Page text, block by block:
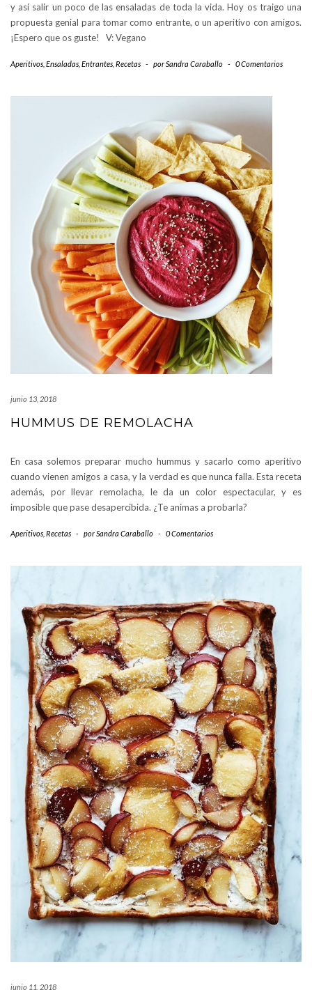
y así salir un poco de las ensaladas de toda la vida. Hoy os traigo una
propuesta genial para tomar como entrante, o un aperitivo con amigos.
¡Espero que os guste! V: Vegano
Aperitivos Ensaladas Entrantes Recetas - porSandra Caraballo - 0 Comentarios
junio 13, 2018
HUMMUS DE REMOLACHA
En casa solemos preparar mucho hummus y sacarlo como aperitivo
cuando vienen amigos a casa, y la verdad es que nunca falla. Esta receta
además, por llevar remolacha, le da un color espectacular, y es
imposible que pase desapercibida. ¿Te animas a probarla?
Aperitivos Recetas - porSandra Caraballo - 0 Comentarios
junio 11, 2018